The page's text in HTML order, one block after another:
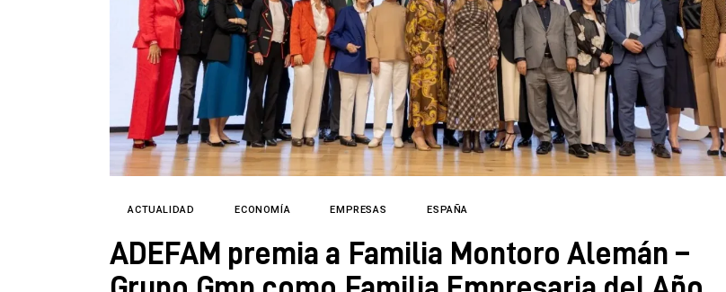
ACTUALIDAD ECONOMÍA EMPRESAS ESPAÑA
ADEFAM premia a Familia Montoro Alemán –